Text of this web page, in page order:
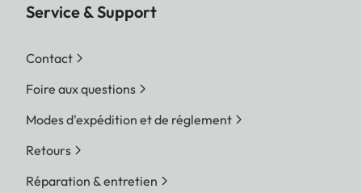
Service & Support
Contact
Foire aux questions
Modes d'expédition et de réglement
Retours
Réparation & entretien